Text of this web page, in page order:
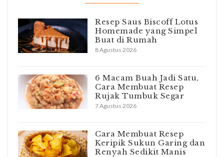
Resep Saus Biscoff Lotus
Homemade yang Simpel
Buat di Rumah
8 Agustus 2026
6 Macam Buah Jadi Satu,
Cara Membuat Resep
Rujak Tumbuk Segar
7 Agustus 2026
Cara Membuat Resep
Keripik Sukun Garing dan
Renyah Sedikit Manis